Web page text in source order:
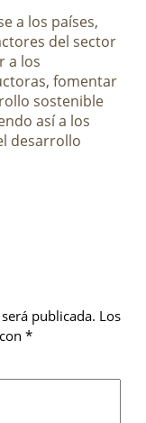
a los países,
del sector
a los
fomentar
sostenible
así a los
desarrollo
publicada. Los
*